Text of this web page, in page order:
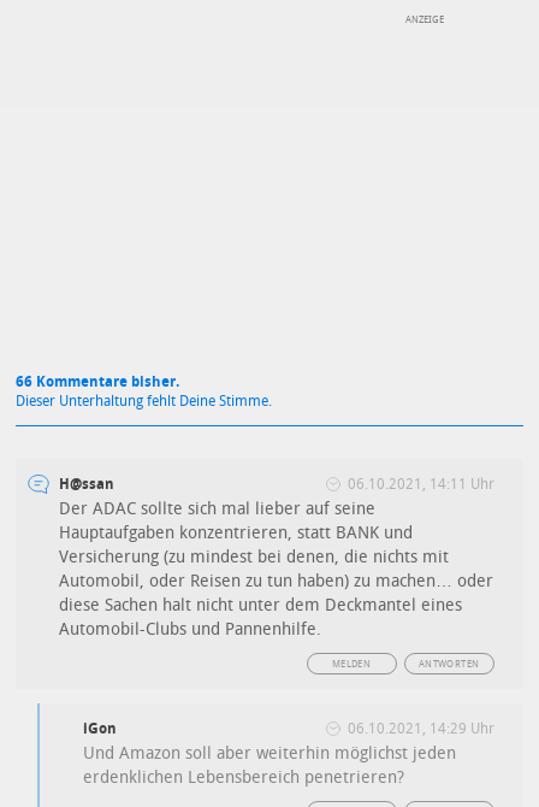
66 Kommentare bisher.
Dieser Unterhaltung fehlt Deine Stimme.
H@ssan 06.10.2021, 14:11 Uhr
Der ADAC sollte sich mal lieber auf seine
Hauptaufgaben konzentrieren, statt BANK und
Versicherung (zu mindest bei denen, die nichts mit
Automobil, oder Reisen zu tun haben) zu machen… oder
diese Sachen halt nicht unter dem Deckmantel eines
Automobil-Clubs und Pannenhilfe.
ANTWORTEN
MELDEN
iGon 06.10.2021, 14:29 Uhr
Und Amazon soll aber weiterhin möglichst jeden
erdenklichen Lebensbereich penetrieren?